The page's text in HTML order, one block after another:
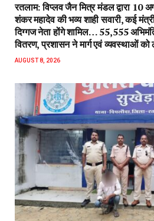
रतलाम: विप्लव जैन मित्र मंडल द्वारा 10
शंकर महादेव की भव्य शाही सवारी, कई
दिग्गज नेता होंगे शामिल… 55,555
वितरण, प्रशासन ने मार्ग एवं व्यवस्थाओं को
AUGUST 8, 2026